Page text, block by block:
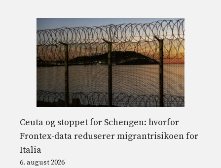
Ceuta og stoppet for Schengen: hvorfor
Frontex-data reduserer migrantrisikoen for
Italia
6. august 2026